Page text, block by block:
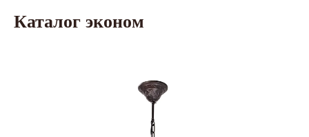
Каталог эконом